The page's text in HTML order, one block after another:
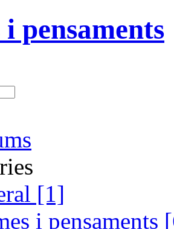
i pensaments
[1]
i pensaments